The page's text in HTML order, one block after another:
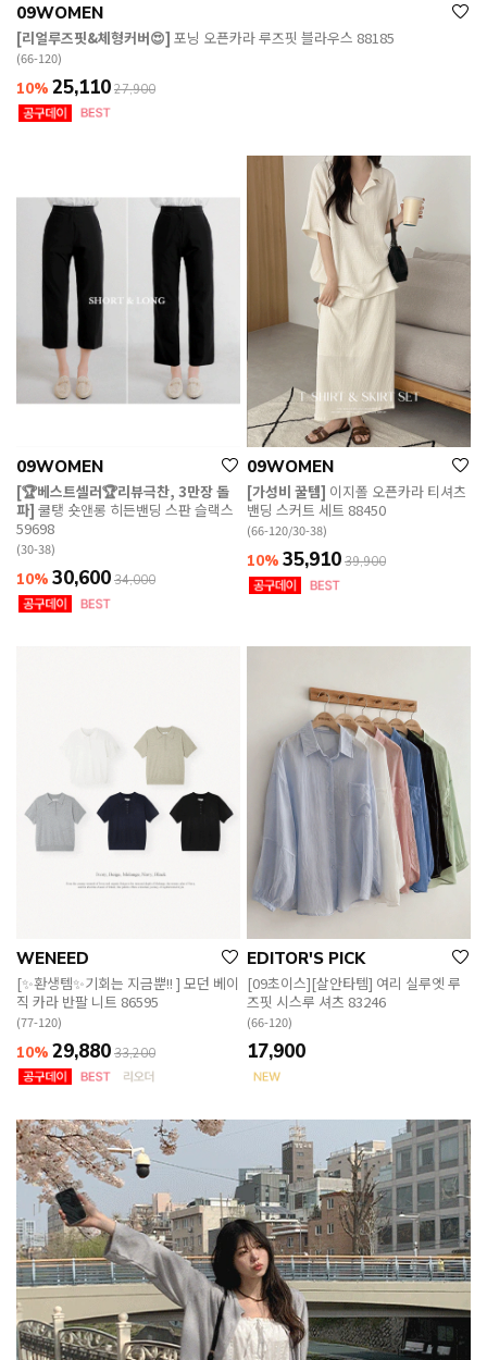
09WOMEN
[리얼루즈핏&체형커버😍] 포닝 오픈카라 루즈핏 블라우스 88185
(66-120)
10% 25,110 27,900
09WOMEN
[🏆베스트셀러🏆리뷰극찬, 3만장 돌
파] 쿨탱 숏앤롱 히든밴딩 스판 슬랙스
59698
(30-38)
10% 30,600 34,000
09WOMEN
[가성비 꿀템] 이지폴 오픈카라 티셔츠
밴딩 스커트 세트 88450
(66-120/30-38)
10% 35,910 39,900
WENEED
[✨환생템✨기회는 지금뿐!! ] 모던 베이
직 카라 반팔 니트 86595
(77-120)
10% 29,880 33,200
EDITOR'S PICK
[09초이스][살안타템] 여리 실루엣 루
즈핏 시스루 셔츠 83246
(66-120)
17,900